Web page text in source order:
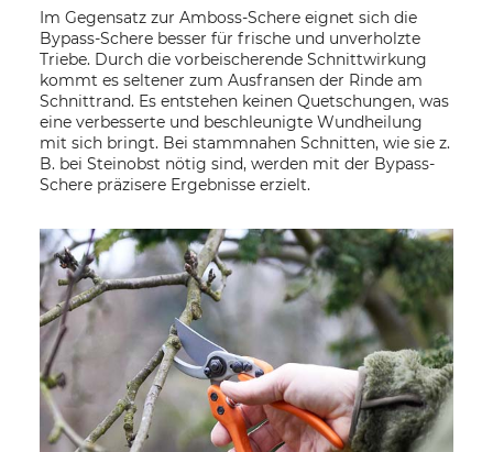
Im Gegensatz zur Amboss-Schere eignet sich die
Bypass-Schere besser für frische und unverholzte
Triebe. Durch die vorbeischerende Schnittwirkung
kommt es seltener zum Ausfransen der Rinde am
Schnittrand. Es entstehen keinen Quetschungen, was
eine verbesserte und beschleunigte Wundheilung
mit sich bringt. Bei stammnahen Schnitten, wie sie z.
B. bei Steinobst nötig sind, werden mit der Bypass-
Schere präzisere Ergebnisse erzielt.